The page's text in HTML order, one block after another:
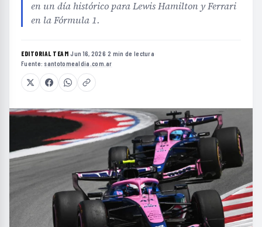
en un día histórico para Lewis Hamilton y Ferrari
en la Fórmula 1.
EDITORIAL TEAM·Jun 16, 2026·2 min de lectura·
Fuente: santotomealdia.com.ar